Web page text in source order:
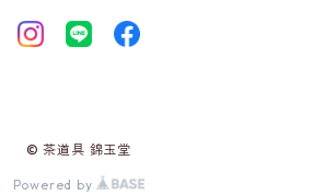
© 茶道具 錦玉堂
Powered by